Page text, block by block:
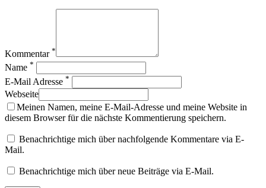
Kommentar *
Name *
E-Mail Adresse *
Webseite
Meinen Namen, meine E-Mail-Adresse und meine Website in
diesem Browser für die nächste Kommentierung speichern.
Benachrichtige mich über nachfolgende Kommentare via E-
Mail.
Benachrichtige mich über neue Beiträge via E-Mail.